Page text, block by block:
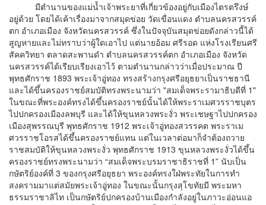
มีตำนานของแม่น้ำเจ้าพระยาที่เกี่ยวข้องอยู่กับเมืองไตรตรึงษ์
อยู่ด้วย โดยได้เค้าเรื่องมาจากสมุดข่อย วัดเขื่อนแดง ตำบลนครสวรรค์
ตก อำเภอเมือง จังหวัดนครสวรรค์ ซึ่งในปัจจุบันสมุดข่อยดังกล่าวนี้ได้
สูญหายและไม่ทราบว่าผู้ใดเอาไป แต่นายอ้อม ศรีรอด แห่งโรงเรียนศรี
สัคควิทยา ตลาดสะพานดำ ตำบลนครสวรรค์ตก อำเภอเมือง จังหวัด
นครสวรรค์ได้เรียบเรียงเอาไว้ ตามตำนานกล่าวว่าเมื่อประมาณ ปี
พุทธศักราช 1893 พระเจ้าอู่ทอง ทรงสร้างกรุงศรีอยุธยาเป็นราชธานี
และได้ขึ้นครองราชย์สมบัติทรงพระนามว่า "สมเด็จพระรามาธิบดีที่ 1"
ในขณะที่พระองค์ทรงได้ขึ้นครองราชย์นั้นได้ให้พระราเมศวรราชบุตร
ไปปกครองเมืองลพบุรี และได้ให้ขุนหลวงพระงั่ว พระเชษฐาไปปกครอง
เมืองสุพรรณบุรี พุทธศักราช 1912 พระเจ้าอู่ทองสวรรคต พระราเม
ศวรราชโอรสได้ขึ้นครองราชย์แทน แต่ในเวลาต่อมาก็จำต้องถวาย
ราชสมบัติให้ขุนหลวงพระงั่ว พุทธศักราช 1913 ขุนหลวงพระงั่วได้ขึ้น
ครองราชย์ทรงพระนามว่า “สมเด็จพระบรมราชาธิราชที่ 1” นับเป็น
กษัตริย์องค์ที่ 3 ของกรุงศรีอยุธยา พระองค์ทรงใฝ่พระทัยในการทำ
สงครามมาแต่สมัยพระเจ้าอู่ทอง ในขณะนั้นกรุงสุโขทัยมี พระมหา
ธรรมราชาลิไท เป็นกษัตริย์ปกครองบ้านเมืองกำลังอยู่ในภาวะอ่อนแอ